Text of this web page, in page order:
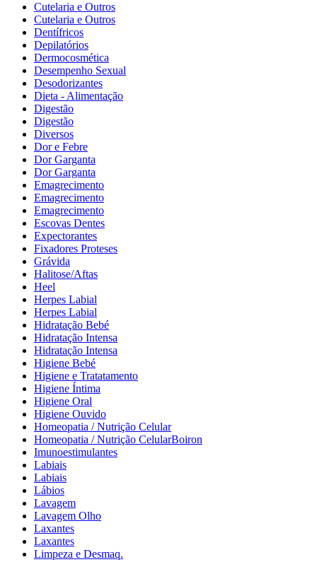
Cutelaria e Outros
Cutelaria e Outros
Dentífricos
Depilatórios
Dermocosmética
Desempenho Sexual
Desodorizantes
Dieta - Alimentação
Digestão
Digestão
Diversos
Dor e Febre
Dor Garganta
Dor Garganta
Emagrecimento
Emagrecimento
Emagrecimento
Escovas Dentes
Expectorantes
Fixadores Proteses
Grávida
Halitose/Aftas
Heel
Herpes Labial
Herpes Labial
Hidratação Bebé
Hidratação Intensa
Hidratação Intensa
Higiene Bebé
Higiene e Tratatamento
Higiene Íntima
Higiene Oral
Higiene Ouvido
Homeopatia / Nutrição Celular
Homeopatia / Nutrição CelularBoiron
Imunoestimulantes
Labiais
Labiais
Lábios
Lavagem
Lavagem Olho
Laxantes
Laxantes
Limpeza e Desmaq.